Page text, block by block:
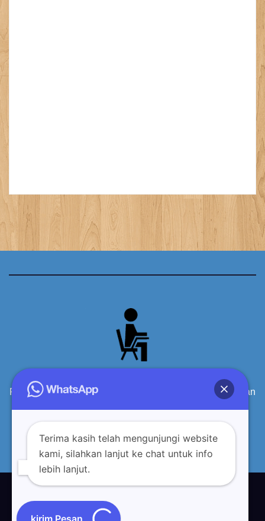
Produsen Meja Kursi Siswa Sekolah Kayu Berkualitas dan
terpercaya
Tentang Kami
Sitemap
Terima kasih telah mengunjungi website
kami, silahkan lanjut ke chat untuk info
lebih lanjut.
kirim Pesan